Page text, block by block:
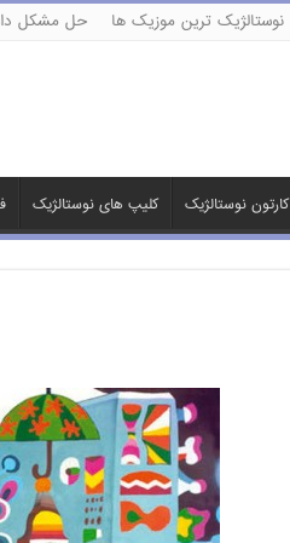
نوستالژیک ترین موزیک ها حل مشکل
کارتون نوستالژیک کلیپ های نوستالژیک